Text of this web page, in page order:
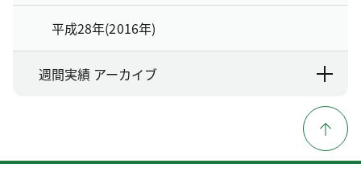
平成28年(2016年)
週間実績 アーカイブ